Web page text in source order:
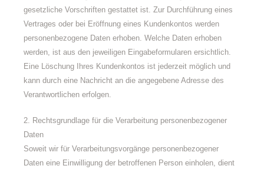
gesetzliche Vorschriften gestattet ist. Zur Durchführung eines
Vertrages oder bei Eröffnung eines Kundenkontos werden
personenbezogene Daten erhoben. Welche Daten erhoben
werden, ist aus den jeweiligen Eingabeformularen ersichtlich.
Eine Löschung Ihres Kundenkontos ist jederzeit möglich und
kann durch eine Nachricht an die angegebene Adresse des
Verantwortlichen erfolgen.
2. Rechtsgrundlage für die Verarbeitung personenbezogener
Daten
Soweit wir für Verarbeitungsvorgänge personenbezogener
Daten eine Einwilligung der betroffenen Person einholen, dient